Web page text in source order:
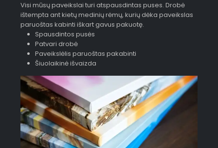
Visi mūsų paveikslai turi atspausdintas puses. Drobė
ištempta ant kietų medinių rėmų, kurių dėka paveikslas
paruoštas kabinti iškart gavus pakuotę.
Spausdintos pusės
Patvari drobė
Paveikslėlis paruoštas pakabinti
Šiuolaikinė išvaizda